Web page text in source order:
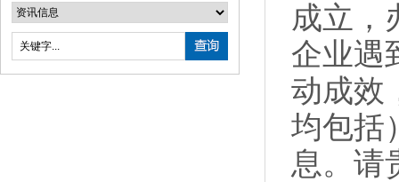
成立，
企业遇
动成效
均包括
息。请